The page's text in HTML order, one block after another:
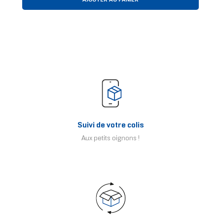
Suivi de votre colis
Aux petits oignons !